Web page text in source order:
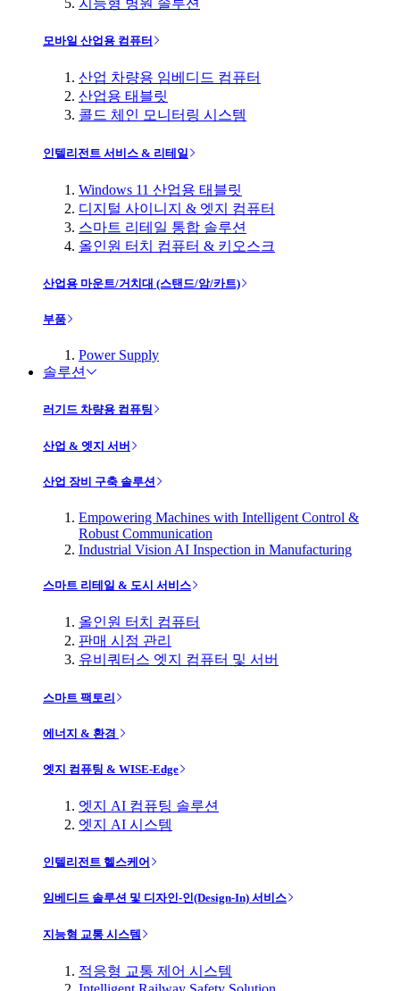
지능형 병원 솔루션
모바일 산업용 컴퓨터
산업 차량용 임베디드 컴퓨터
산업용 태블릿
콜드 체인 모니터링 시스템
인텔리전트 서비스 & 리테일
Windows 11 산업용 태블릿
디지털 사이니지 & 엣지 컴퓨터
스마트 리테일 통합 솔루션
올인원 터치 컴퓨터 & 키오스크
산업용 마운트/거치대 (스탠드/암/카트)
부품
Power Supply
솔루션
러기드 차량용 컴퓨팅
산업 & 엣지 서버
산업 장비 구축 솔루션
Empowering Machines with Intelligent Control &
Robust Communication
Industrial Vision AI Inspection in Manufacturing
스마트 리테일 & 도시 서비스
올인원 터치 컴퓨터
판매 시점 관리
유비쿼터스 엣지 컴퓨터 및 서버
스마트 팩토리
에너지 & 환경
엣지 컴퓨팅 & WISE-Edge
엣지 AI 컴퓨팅 솔루션
엣지 AI 시스템
인텔리전트 헬스케어
임베디드 솔루션 및 디자인-인(Design-In) 서비스
지능형 교통 시스템
적응형 교통 제어 시스템